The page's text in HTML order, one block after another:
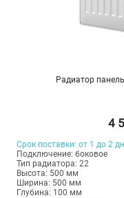
Радиатор
4
Срок поставки: от 1 до 2
Подключение: боковое
Тип радиатора: 22
Высота: 500 мм
Ширина: 500 мм
Глубина: 100 мм